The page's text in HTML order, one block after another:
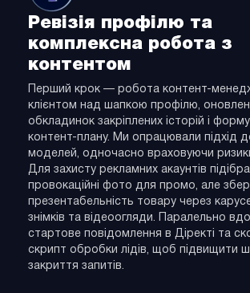
Ревізія профілю та
комплексна робота з
контентом
Перший крок — робота контент-
клієнтом над шапкою профілю,
обкладинок закріплених історій і
контент-плану. Ми опрацювали підхід
моделей, одночасно враховуючи
Для захисту рекламних акаунтів
провокаційні фото для промо, але
презентабельність товару через
знімків та відеоогляди. Паралельно
стартове повідомлення в Діректі та
скрипт обробки лідів, щоб підвищити
закриття запитів.